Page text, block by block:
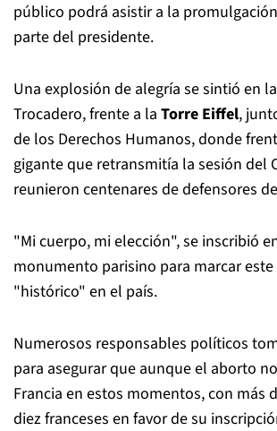
público podrá asistir a la
parte del presidente.
Una explosión de alegría se sintió en
Trocadero, frente a la Torre Eiffel,
de los Derechos Humanos, donde
gigante que retransmitía la sesión del
reunieron centenares de defensores
"Mi cuerpo, mi elección", se inscribió
monumento parisino para marcar este
"histórico" en el país.
Numerosos responsables políticos
para asegurar que aunque el aborto
Francia en estos momentos, con más
diez franceses en favor de su